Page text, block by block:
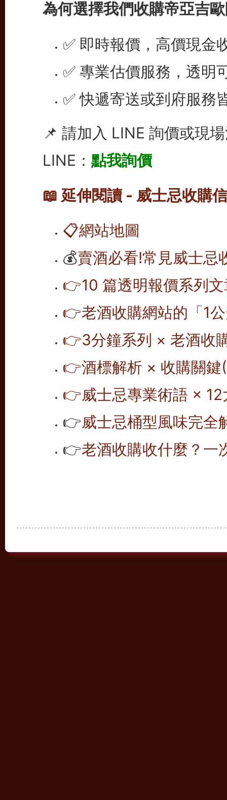
為何選擇我們收購帝亞吉
✅ 即時報價，高價現金
✅ 專業估價服務，透明
✅ 快遞寄送或到府服務
📌 請加入 LINE 詢價或現
LINE： 點我詢價
📖 延伸閱讀 - 威士忌收購
📋網站地圖
💰賣酒必看!常見威士忌
👉10 篇透明報價系列
👉老酒收購網站的「1
👉3分鐘系列 × 老酒收
👉酒標解析 × 收購關鍵
👉威士忌專業術語 ×
👉威士忌桶型風味完全
👉老酒收購收什麼？一